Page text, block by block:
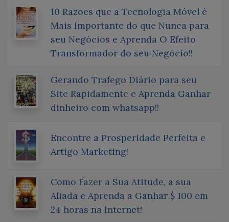
10 Razões que a Tecnologia Móvel é
Mais Importante do que Nunca para
seu Negócios e Aprenda O Efeito
Transformador do seu Negócio!!
Gerando Trafego Diário para seu
Site Rapidamente e Aprenda Ganhar
dinheiro com whatsapp!!
Encontre a Prosperidade Perfeita e
Artigo Marketing!
Como Fazer a Sua Atitude, a sua
Aliada e Aprenda a Ganhar $ 100 em
24 horas na Internet!